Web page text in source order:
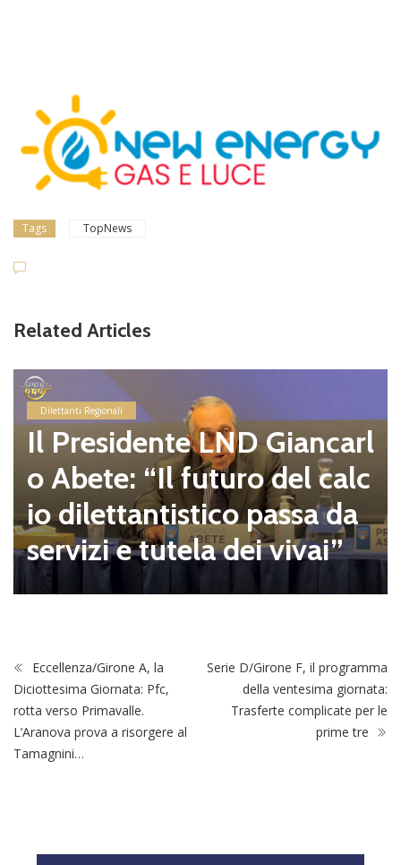
Tags TopNews
Related Articles
Dilettanti Regionali
Il Presidente LND Giancarl
o Abete: “Il futuro del calc
io dilettantistico passa da
servizi e tutela dei vivai”
Eccellenza/Girone A, la
Diciottesima Giornata: Pfc,
rotta verso Primavalle.
L’Aranova prova a risorgere al
Tamagnini…
Serie D/Girone F, il programma
della ventesima giornata:
Trasferte complicate per le
prime tre